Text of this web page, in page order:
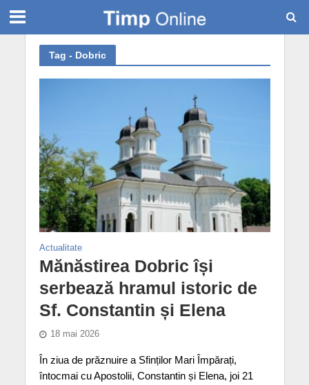
Tag - Dobric
Actualitate
Mănăstirea Dobric își
serbează hramul istoric de
Sf. Constantin și Elena
18 mai 2026
În ziua de prăznuire a Sfinților Mari Împărați,
întocmai cu Apostolii, Constantin și Elena, joi 21